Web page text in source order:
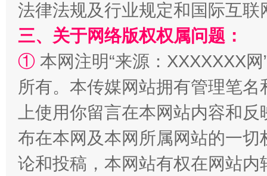
解纷+调解+退费，一次搞定
站台名比不上好声名
法律法规及行业规定和国际互
三、关于网络版权权属问题：
① 本网注明“来源：XXXXXXX
所有。本传媒网站拥有管理笔
上使用你留言在本网站内容和
布在本网及本网所属网站的一
论和投稿，本网站有权在网站